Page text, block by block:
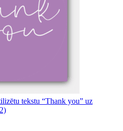
tekstu “Thank you” uz